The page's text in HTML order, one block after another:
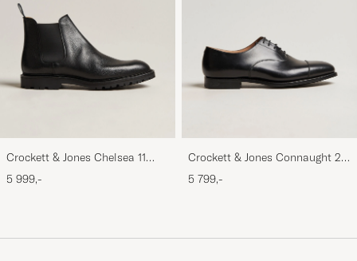
Crockett & Jones Chelsea 11
Black Calf Grained
5 999,-
Crockett & Jones Connaught 2
City Sole Black Calf
5 799,-